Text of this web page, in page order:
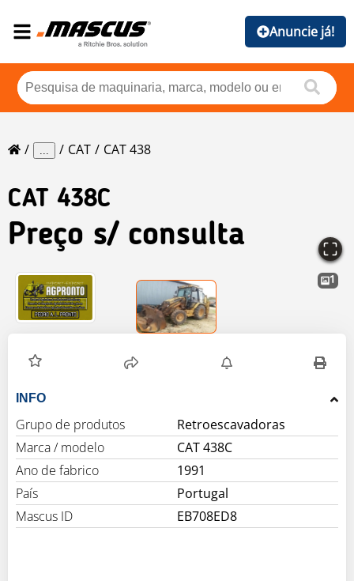
Anuncie já!
... CAT CAT 438
CAT 438C
Preço s/ consulta
1
INFO
Grupo de produtos
Retroescavadoras
Marca / modelo
CAT 438C
Ano de fabrico
1991
País
Portugal
Mascus ID
EB708ED8